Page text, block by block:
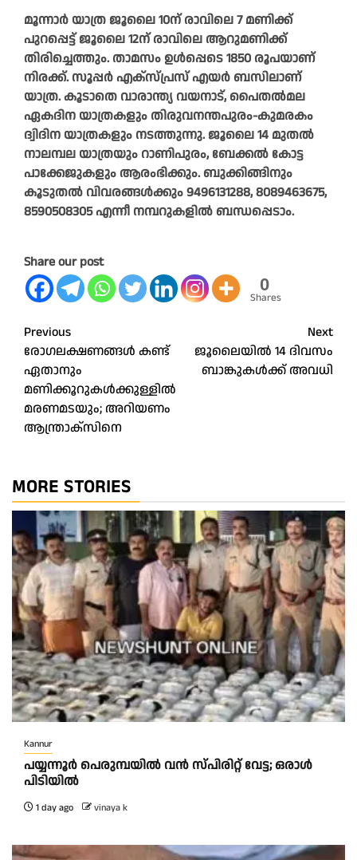
മൂന്നാർ യാത്ര ജൂലൈ 10ന് രാവിലെ 7 മണിക്ക്
പുറപ്പെട്ട് ജൂലൈ 12ന് രാവിലെ ആറുമണിക്ക്
തിരിച്ചെത്തും. താമസം ഉൾപ്പെടെ 1850 രൂപയാണ്
നിരക്ക്. സൂപ്പർ എക്സ്പ്രസ് എയർ ബസിലാണ്
യാത്ര. കൂടാതെ വാരാന്ത്യ വയനാട്, പൈതൽമല
ഏകദിന യാത്രകളും തിരുവനന്തപുരം-കുമരകം
ദ്വിദിന യാത്രകളും നടത്തുന്നു. ജൂലൈ 14 മുതൽ
നാലമ്പല യാത്രയും റാണിപുരം, ബേക്കൽ കോട്ട
പാക്കേജുകളും ആരംഭിക്കും. ബുക്കിങ്ങിനും
കൂടുതൽ വിവരങ്ങൾക്കും 9496131288, 8089463675,
8590508305 എന്നീ നമ്പറുകളിൽ ബന്ധപ്പെടാം.
Share our post
0
Shares
Post
navigation
Previous
രോഗലക്ഷണങ്ങൾ കണ്ട്
ഏതാനും
മണിക്കൂറുകൾക്കുള്ളിൽ
മരണമടയും; അറിയണം
ആന്ത്രാക്സിനെ
Next
ജൂലൈയില്‍ 14 ദിവസം
ബാങ്കുകൾക്ക് അവധി
MORE STORIES
Kannur
പയ്യന്നൂർ പെരുമ്പയിൽ വൻ സ്‌പിരിറ്റ് വേട്ട; ഒരാൾ
പിടിയിൽ
1 day ago vinaya k